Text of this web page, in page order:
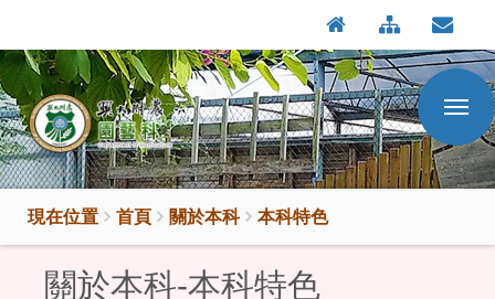
到
主
要
內
容
區
現在位置 首頁 關於本科 本科特色
關於本科-本科特色